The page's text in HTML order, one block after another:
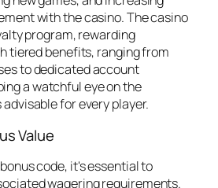
with the casino. The casino
program, rewarding
tiered benefits, ranging from
to dedicated account
a watchful eye on the
for every player.
Value
code, it's essential to
wagering requirements.